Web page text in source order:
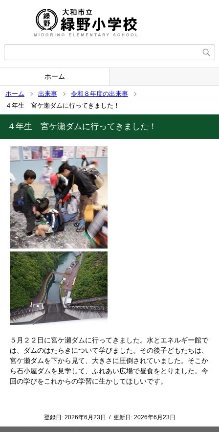
ホーム
ホーム 出来事
令和８年度の出来事
４年生 宮ケ瀬ダムに行ってきました！
４年生 宮ケ瀬ダムに行ってきました！
５月２２日に宮ケ瀬ダムに行ってきました。水とエネルギー館で
は、ダムのはたらきについて学びました。その後子どもたちは、
宮ケ瀬ダムを下から見て、大きさに圧倒されていました。そこか
ら石小屋ダムを見学して、ふれあい広場で昼食をとりました。今
回の学びをこれからの学習に生かしてほしいです。
登録日: 2026年6月23日 / 更新日: 2026年6月23日